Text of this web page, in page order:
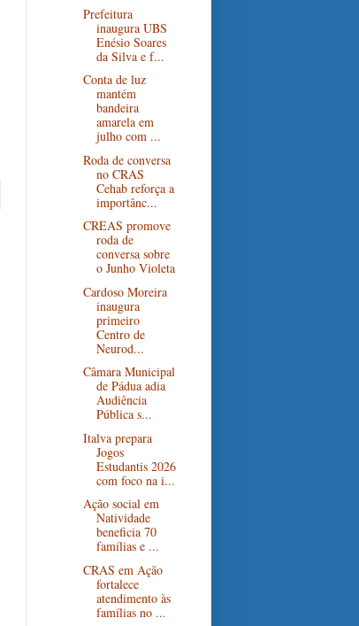
Prefeitura
inaugura UBS
Enésio Soares
da Silva e f...
Conta de luz
mantém
bandeira
amarela em
julho com ...
Roda de conversa
no CRAS
Cehab reforça a
importânc...
CREAS promove
roda de
conversa sobre
o Junho Violeta
Cardoso Moreira
inaugura
primeiro
Centro de
Neurod...
Câmara Municipal
de Pádua adia
Audiência
Pública s...
Italva prepara
Jogos
Estudantis 2026
com foco na i...
Ação social em
Natividade
beneficia 70
famílias e ...
CRAS em Ação
fortalece
atendimento às
famílias no ...